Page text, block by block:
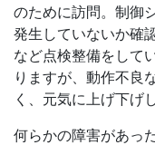
のために訪問。制御
発生していないか確
など点検整備をして
りますが、動作不良
く、元気に上げ下げ
何らかの障害があっ